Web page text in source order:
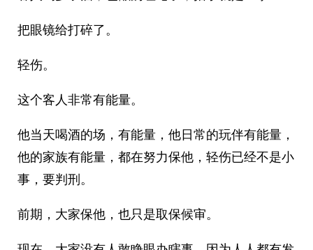
把眼镜给打碎了。
轻伤。
这个客人非常有能量。
他当天喝酒的场，有能量，他日常的玩伴有能量，
他的家族有能量，都在努力保他，轻伤已经不是小
事，要判刑。
前期，大家保他，也只是取保候审。